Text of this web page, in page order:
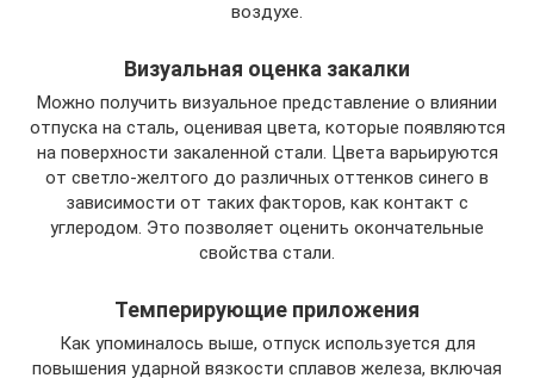
воздухе.
Визуальная оценка закалки
Можно получить визуальное представление о влиянии
отпуска на сталь, оценивая цвета, которые появляются
на поверхности закаленной стали. Цвета варьируются
от светло-желтого до различных оттенков синего в
зависимости от таких факторов, как контакт с
углеродом. Это позволяет оценить окончательные
свойства стали.
Темперирующие приложения
Как упоминалось выше, отпуск используется для
повышения ударной вязкости сплавов железа, включая